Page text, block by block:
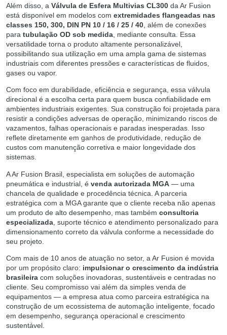
Além disso, a Válvula de Esfera Multivias CL300 da Ar Fusion
está disponível em modelos com extremidades flangeadas nas
classes 150, 300, DIN PN 10 / 16 / 25 / 40 , além de conexões
para tubulação OD sob medida , mediante consulta. Essa
versatilidade torna o produto altamente personalizável,
possibilitando sua utilização em uma ampla gama de sistemas
industriais com diferentes pressões e características de fluidos,
gases ou vapor.
Com foco em durabilidade, eficiência e segurança, essa válvula
direcional é a escolha certa para quem busca confiabilidade em
ambientes industriais exigentes. Sua construção foi projetada para
resistir a condições adversas de operação, minimizando riscos de
vazamentos, falhas operacionais e paradas inesperadas. Isso
reflete diretamente em ganhos de produtividade, redução de
custos com manutenção corretiva e maior longevidade dos
sistemas.
A Ar Fusion Brasil, especialista em soluções de automação
pneumática e industrial, é venda autorizada MGA — uma
chancela de qualidade e procedência técnica. A parceria
estratégica com a MGA garante que o cliente receba não apenas
um produto de alto desempenho, mas também consultoria
especializada , suporte técnico e atendimento personalizado para
dimensionamento correto da válvula conforme a necessidade do
seu projeto.
Com mais de 10 anos de atuação no setor, a Ar Fusion é movida
por um propósito claro: impulsionar o crescimento da indústria
brasileira com soluções inovadoras, sustentáveis e centradas no
cliente. Seu compromisso vai além da simples venda de
equipamentos — a empresa atua como parceira estratégica na
construção de um ecossistema de automação inteligente, focado
em desempenho, segurança operacional e crescimento
sustentável.